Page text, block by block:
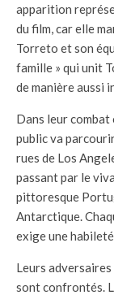
apparition
du film, car elle
Torreto et son
famille » qui unit
de manière aussi
Dans leur
public va
rues de Los
passant par le
pittoresque
Antarctique.
exige une
Leurs
sont confrontés.